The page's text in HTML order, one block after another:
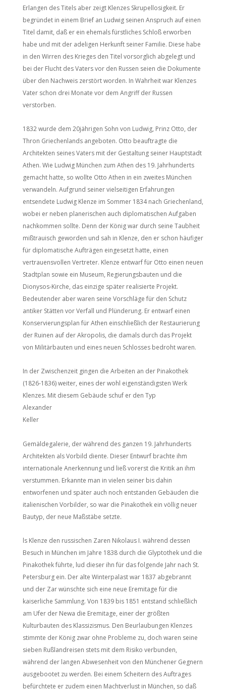
Erlangen des Titels aber zeigt Klenzes Skrupellosigkeit. Er
begründet in einem Brief an Ludwig seinen Anspruch auf einen
Titel damit, daß er ein ehemals fürstliches Schloß erworben
habe und mit der adeligen Herkunft seiner Familie. Diese habe
in den Wirren des Krieges den Titel vorsorglich abgelegt und
bei der Flucht des Vaters vor den Russen seien die Dokumente
über den Nachweis zerstört worden. In Wahrheit war Klenzes
Vater schon drei Monate vor dem Angriff der Russen
verstorben.
1832 wurde dem 20jährigen Sohn von Ludwig, Prinz Otto, der
Thron Griechenlands angeboten. Otto beauftragte die
Architekten seines Vaters mit der Gestaltung seiner Hauptstadt
Athen. Wie Ludwig München zum Athen des 19. Jahrhunderts
gemacht hatte, so wollte Otto Athen in ein zweites München
verwandeln. Aufgrund seiner vielseitigen Erfahrungen
entsendete Ludwig Klenze im Sommer 1834 nach Griechenland,
wobei er neben planerischen auch diplomatischen Aufgaben
nachkommen sollte. Denn der König war durch seine Taubheit
mißtrauisch geworden und sah in Klenze, den er schon häufiger
für diplomatische Aufträgen eingesetzt hatte, einen
vertrauensvollen Vertreter. Klenze entwarf für Otto einen neuen
Stadtplan sowie ein Museum, Regierungsbauten und die
Dionysos-Kirche, das einzige später realisierte Projekt.
Bedeutender aber waren seine Vorschläge für den Schutz
antiker Stätten vor Verfall und Plünderung. Er entwarf einen
Konservierungsplan für Athen einschließlich der Restaurierung
der Ruinen auf der Akropolis, die damals durch das Projekt
von Militärbauten und eines neuen Schlosses bedroht waren.
In der Zwischenzeit gingen die Arbeiten an der Pinakothek
(1826-1836) weiter, eines der wohl eigenständigsten Werk
Klenzes. Mit diesem Gebäude schuf er den Typ
Alexander
Keller
Gemäldegalerie, der während des ganzen 19. Jahrhunderts
Architekten als Vorbild diente. Dieser Entwurf brachte ihm
internationale Anerkennung und ließ vorerst die Kritik an ihm
verstummen. Erkannte man in vielen seiner bis dahin
entworfenen und später auch noch entstanden Gebäuden die
italienischen Vorbilder, so war die Pinakothek ein völlig neuer
Bautyp, der neue Maßstäbe setzte.
ls Klenze den russischen Zaren Nikolaus I. während dessen
Besuch in München im Jahre 1838 durch die Glyptothek und die
Pinakothek führte, lud dieser ihn für das folgende Jahr nach St.
Petersburg ein. Der alte Winterpalast war 1837 abgebrannt
und der Zar wünschte sich eine neue Eremitage für die
kaiserliche Sammlung. Von 1839 bis 1851 entstand schließlich
am Ufer der Newa die Eremitage, einer der größten
Kulturbauten des Klassizismus. Den Beurlaubungen Klenzes
stimmte der König zwar ohne Probleme zu, doch waren seine
sieben Rußlandreisen stets mit dem Risiko verbunden,
während der langen Abwesenheit von den Münchener Gegnern
ausgebootet zu werden. Bei einem Scheitern des Auftrages
befürchtete er zudem einen Machtverlust in München, so daß